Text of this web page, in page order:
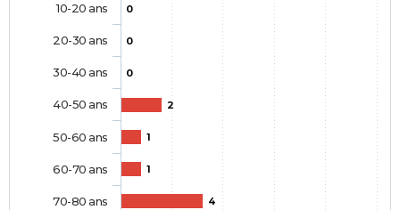
0
0
0
2
1
1
4
10-20 ans
20-30 ans
30-40 ans
40-50 ans
50-60 ans
60-70 ans
70-80 ans